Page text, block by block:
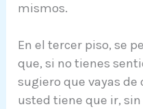
mismos.
En el tercer piso, se
que, si no tienes
sugiero que vayas de
usted tiene que ir,